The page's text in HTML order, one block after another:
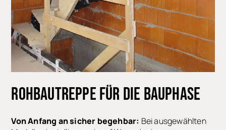
ROHBAUTREPPEFÜR DIE BAUPHASE
Von Anfang an sicher begehbar: Bei ausgewählten